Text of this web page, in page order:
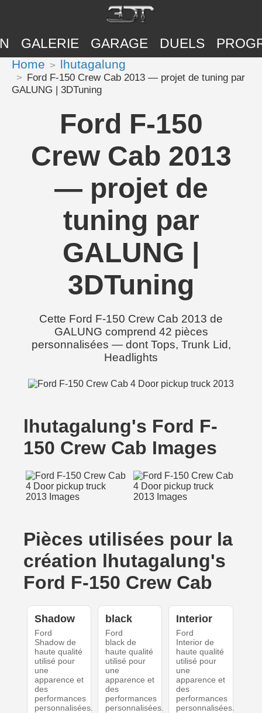
GALERIE GARAGE DUELS
Home lhutagalung
Ford F-150 Crew Cab 2013 — projet de tuning par
GALUNG | 3DTuning
Ford F-150
Crew Cab 2013
— projet de
tuning par
GALUNG |
3DTuning
Cette Ford F-150 Crew Cab 2013 de
GALUNG comprend 42 pièces
personnalisées — dont Tops, Trunk Lid,
Headlights
lhutagalung's Ford F-
150 Crew Cab Images
Pièces utilisées pour la
création lhutagalung's
Ford F-150 Crew Cab
Shadow
Ford
Shadow de
haute qualité
utilisé pour
une
apparence et
des
performances
personnalisées.
black
Ford
black de
haute qualité
utilisé pour
une
apparence et
des
performances
personnalisées.
Interior
Ford
Interior de
haute qualité
utilisé pour
une
apparence et
des
performances
personnalisées.